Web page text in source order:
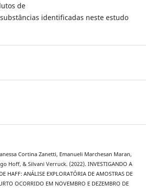
de
identificadas neste estudo
Cortina Zanetti, Emanueli Marchesan Maran,
Hoff, & Silvani Verruck. (2022). INVESTIGANDO A
HAFF: ANÁLISE EXPLORATÓRIA DE AMOSTRAS DE
OCORRIDO EM NOVEMBRO E DEZEMBRO DE